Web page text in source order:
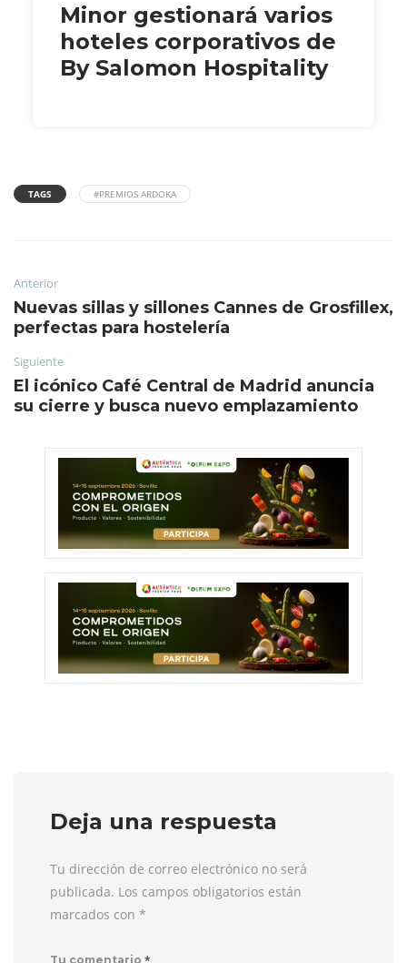
Minor gestionará varios
hoteles corporativos de
By Salomon Hospitality
TAGS #PREMIOS ARDOKA
Anterior
Nuevas sillas y sillones Cannes de Grosfillex,
perfectas para hostelería
Siguiente
El icónico Café Central de Madrid anuncia
su cierre y busca nuevo emplazamiento
Deja una respuesta
Tu dirección de correo electrónico no será
publicada. Los campos obligatorios están
marcados con *
Tu comentario *